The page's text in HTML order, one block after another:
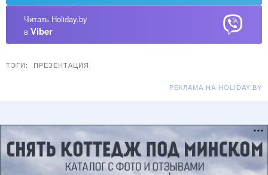
Читать Holiday.by
в Viber
ТЭГИ: ПРЕЗЕНТАЦИЯ
РЕКЛАМА НА HOLIDAY.BY